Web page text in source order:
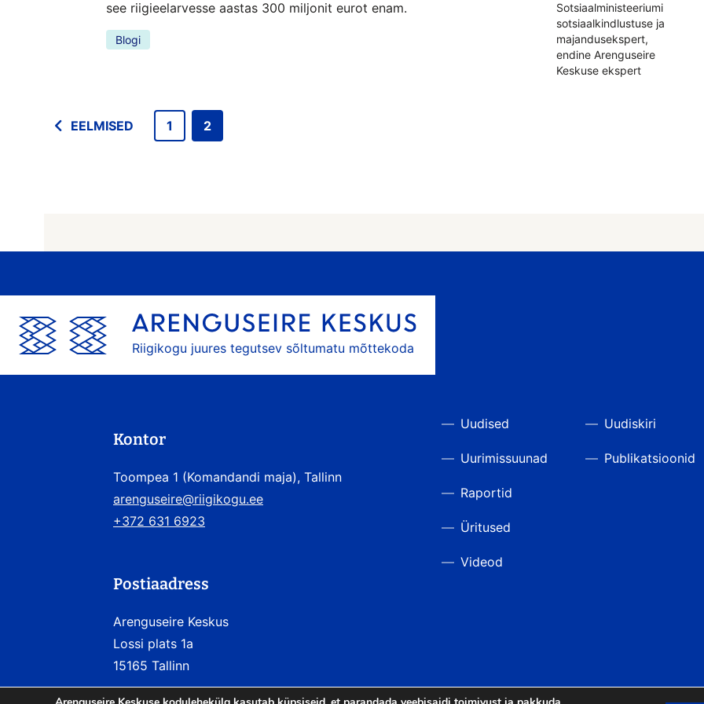
see riigieelarvesse aastas 300 miljonit eurot enam.
Blogi
Sotsiaalministeeriumi
sotsiaalkindlustuse ja
majandusekspert,
endine Arenguseire
Keskuse ekspert
EELMISED 1 2
Riigikogu juures tegutsev sõltumatu mõttekoda
Kontor
Toompea 1 (Komandandi maja), Tallinn
arenguseire@riigikogu.ee
+372 631 6923
Postiaadress
Arenguseire Keskus
Lossi plats 1a
15165 Tallinn
Uudised
Uurimissuunad
Raportid
Üritused
Videod
Uudiskiri
Publikatsioonid